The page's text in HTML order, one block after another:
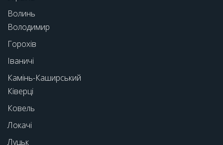
Волинь
Володимир
Горохів
Іваничі
Камінь-Каширський
Ківерці
Ковель
Локачі
Луцьк